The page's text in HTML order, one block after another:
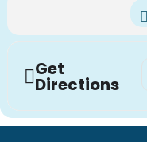
Get
Directions